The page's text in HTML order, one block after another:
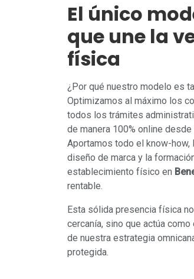
El único
que une la
física
¿Por qué nuestro modelo es
Optimizamos al máximo los
todos los trámites
de manera 100% online
Aportamos todo el know-
diseño de marca y la
establecimiento físico en
rentable.
Esta sólida presencia física
cercanía, sino que actúa
de nuestra estrategia
protegida.